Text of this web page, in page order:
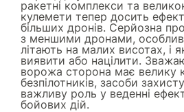
ракетні комплекси та
кулемети тепер досить
більших дронів. Серйозна
з меншими дронами,
літають на малих висотах, і
виявити або націлити.
ворожа сторона має велику
безпілотників, засоби
важливу роль у веденні
бойових дій.